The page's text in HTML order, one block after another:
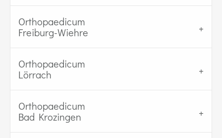
Orthopaedicum
Freiburg-Wiehre
Orthopaedicum
Lörrach
Orthopaedicum
Bad Krozingen